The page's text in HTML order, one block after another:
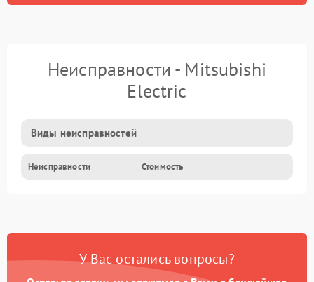
Неисправности - Mitsubishi
Electric
Виды неисправностей
Неисправности Стоимость
У Вас остались вопросы?